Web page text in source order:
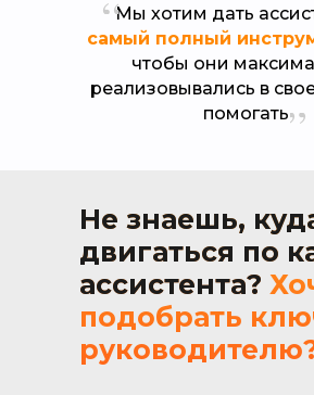
Мы хотим дать
самый полный
чтобы они
реализовывались в
помогать
Не знаешь,
двигаться по
ассистента?
подобрать